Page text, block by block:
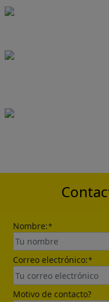
Please leave
catalogue
Nombre:*
Correo electrónico:*
Motivo de contacto?